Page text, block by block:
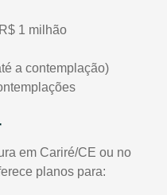
1 milhão
a contemplação)
em Cariré/CE ou no
planos para: